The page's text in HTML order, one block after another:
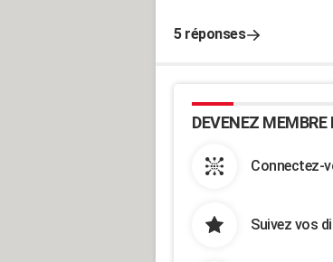
5 réponses
DEVENEZ MEMBRE
Connectez-
Suivez vos